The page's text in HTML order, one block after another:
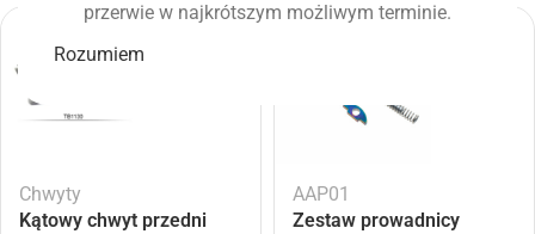
przerwie w najkrótszym możliwym terminie.
Rozumiem
-2
Chwyty
Kątowy chwyt przedni
-2
AAP01
Zestaw prowadnicy